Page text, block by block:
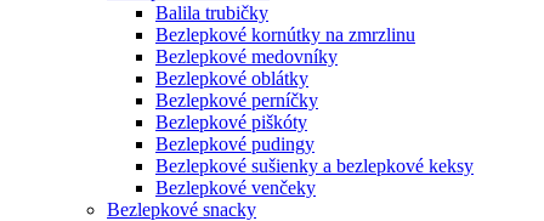
Balila trubičky
Bezlepkové kornútky na zmrzlinu
Bezlepkové medovníky
Bezlepkové oblátky
Bezlepkové perníčky
Bezlepkové piškóty
Bezlepkové pudingy
Bezlepkové sušienky a bezlepkové keksy
Bezlepkové venčeky
Bezlepkové snacky